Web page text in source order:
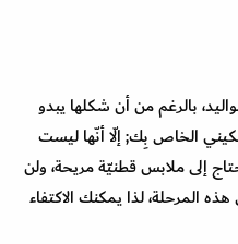
بالرغم من أن شكلها يبدو
الخاص بِك; إلّا أنّها ليست
إلى ملابس قطنيّة مريحة، ولن
المرحلة، لذا يمكنك الاكتفاء